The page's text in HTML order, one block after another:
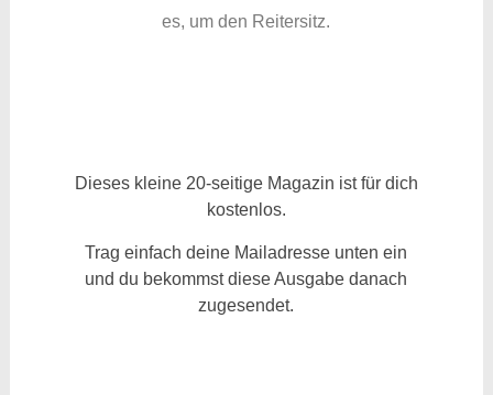
es, um den Reitersitz.
Dieses kleine 20-seitige Magazin ist für dich
kostenlos.
Trag einfach deine Mailadresse unten ein
und du bekommst diese Ausgabe danach
zugesendet.